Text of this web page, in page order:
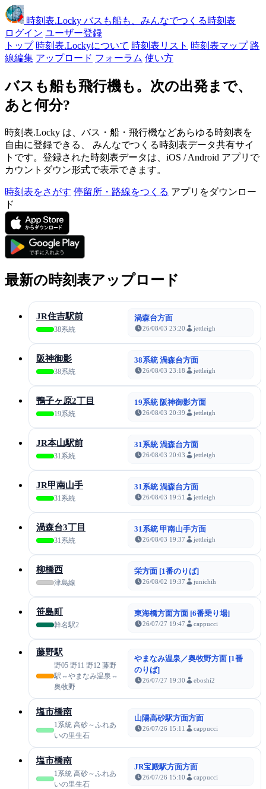
時刻表.Locky バスも船も、みんなでつくる時刻表
ログイン ユーザー登録
トップ 時刻表.Lockyについて 時刻表リスト 時刻表マップ 路
線編集 アップロード フォーラム 使い方
バスも船も飛行機も。次の出発まで、
あと何分?
時刻表.Locky は、バス・船・飛行機などあらゆる時刻表を
自由に登録できる、 みんなでつくる時刻表データ共有サイ
トです。登録された時刻表データは、iOS / Android アプリで
カウントダウン形式で表示できます。
時刻表をさがす 停留所・路線をつくる アプリをダウンロー
ド
最新の時刻表アップロード
JR住吉駅前
38系統
渦森台方面
26/08/03 23:20 jettleigh
阪神御影
38系統
38系統 渦森台方面
26/08/03 23:18 jettleigh
鴨子ヶ原2丁目
19系統
19系統 阪神御影方面
26/08/03 20:39 jettleigh
JR本山駅前
31系統
31系統 渦森台方面
26/08/03 20:03 jettleigh
JR甲南山手
31系統
31系統 渦森台方面
26/08/03 19:51 jettleigh
渦森台3丁目
31系統
31系統 甲南山手方面
26/08/03 19:37 jettleigh
柳橋西
津島線
栄方面 [1番のりば]
26/08/02 19:37 junichih
笹島町
幹名駅2
東海橋方面方面 [6番乗り場]
26/07/27 19:47 cappucci
藤野駅
野05 野11 野12 藤野
駅⇔やまなみ温泉⇔
奥牧野
やまなみ温泉／奥牧野方面 [1番
のりば]
26/07/27 19:30 eboshi2
塩市橋南
1系統 高砂～ふれあ
いの里生石
山陽高砂駅方面方面
26/07/26 15:11 cappucci
塩市橋南
1系統 高砂～ふれあ
いの里生石
JR宝殿駅方面方面
26/07/26 15:10 cappucci